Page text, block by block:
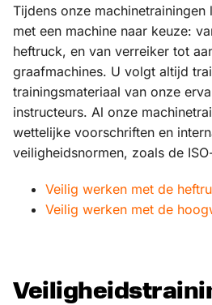
Tijdens onze
met een machine naar keuze:
heftruck, en van verreiker tot
graafmachines. U volgt altijd
trainingsmateriaal van onze
instructeurs. Al onze
wettelijke voorschriften en
veiligheidsnormen, zoals de
Veilig werken met de
Veilig werken met de